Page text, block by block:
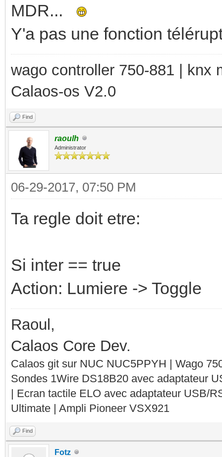
MDR...
Y'a pas une fonction
wago controller 750-881 | knx
Calaos-os V2.0
Find
raoulh
Administrator
06-29-2017, 07:50 PM
Ta regle doit etre:
Si inter == true
Action: Lumiere -> Toggle
Raoul,
Calaos Core Dev.
Calaos git sur NUC NUC5PPYH | Wago
Sondes 1Wire DS18B20 avec adaptateur
| Ecran tactile ELO avec adaptateur USB/
Ultimate | Ampli Pioneer VSX921
Find
Fotz